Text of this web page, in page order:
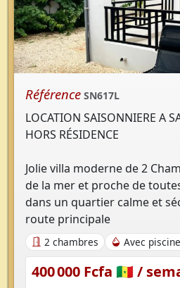
Référence SN617L
LOCATION SAISONNIERE A
HORS RÉSIDENCE
Jolie villa moderne de 2
de la mer et proche de
dans un quartier calme et
route principale
2 chambres Avec piscine
400 000 Fcfa 🇸🇳 /